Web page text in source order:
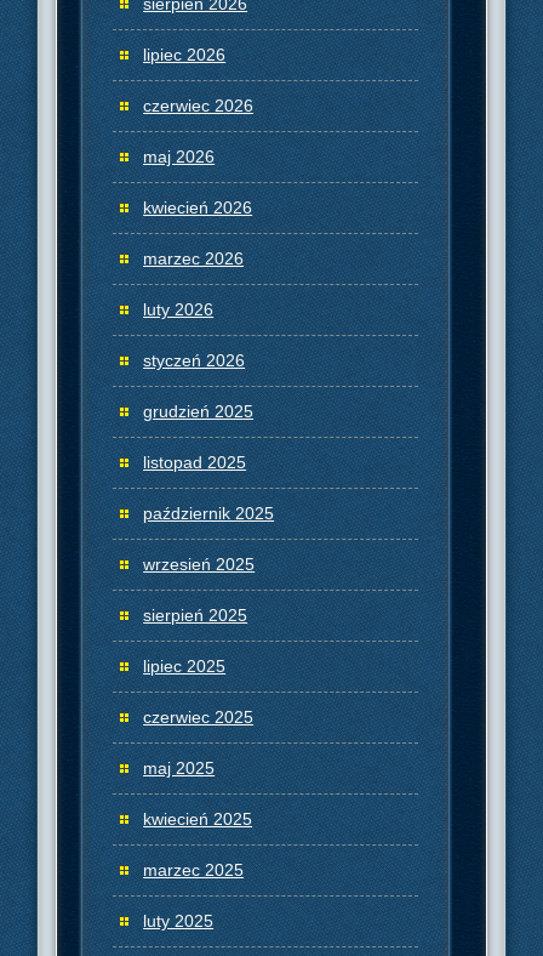
lipiec 2026
czerwiec 2026
maj 2026
kwiecień 2026
marzec 2026
luty 2026
styczeń 2026
grudzień 2025
listopad 2025
październik 2025
wrzesień 2025
sierpień 2025
lipiec 2025
czerwiec 2025
maj 2025
kwiecień 2025
marzec 2025
luty 2025